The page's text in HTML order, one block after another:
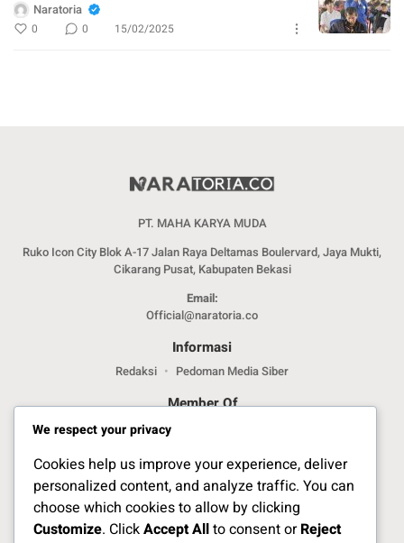
Naratoria
0 0 15/02/2025
PT. MAHA KARYA MUDA
Ruko Icon City Blok A-17 Jalan Raya Deltamas Boulervard, Jaya Mukti,
Cikarang Pusat, Kabupaten Bekasi
Email:
Official@naratoria.co
Informasi
Redaksi Pedoman Media Siber
Member Of
We respect your privacy
Cookies help us improve your experience, deliver
personalized content, and analyze traffic. You can
choose which cookies to allow by clicking
Customize. ClickAccept Allto consent orReject